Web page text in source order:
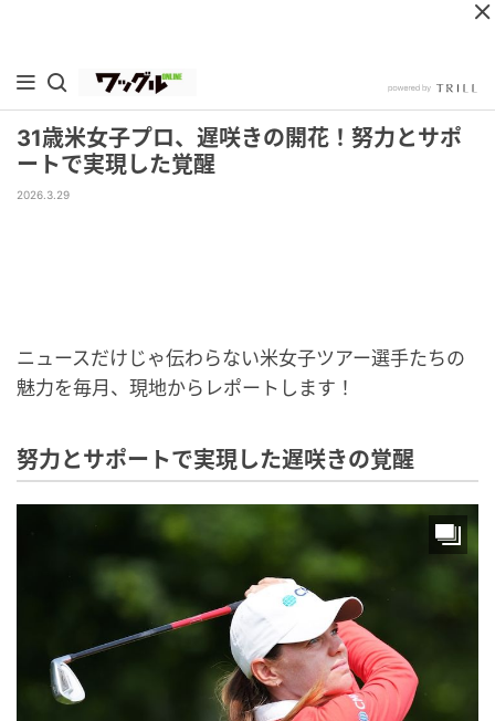
31歳米女子プロ、遅咲きの開花！努力とサポ
ートで実現した覚醒
2026.3.29
ニュースだけじゃ伝わらない米女子ツアー選手たちの
魅力を毎月、現地からレポートします！
努力とサポートで実現した遅咲きの覚醒